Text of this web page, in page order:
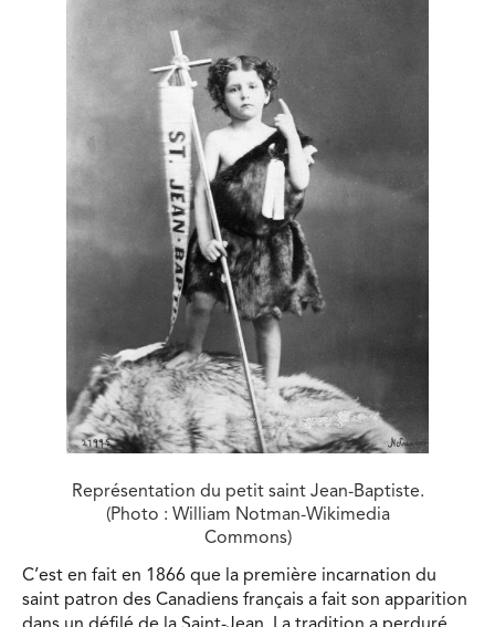
Représentation du petit saint Jean-Baptiste.
(Photo : William Notman-Wikimedia
Commons)
C’est en fait en 1866 que la première incarnation du
saint patron des Canadiens français a fait son apparition